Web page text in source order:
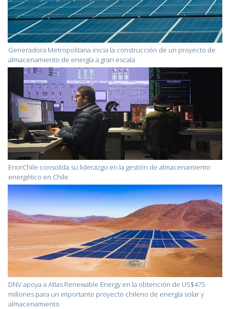
Generadora Metropolitana inicia la construcción de un proyecto de
almacenamiento de energía a gran escala
EnorChile consolida su liderazgo en la gestión de almacenamiento
energético en Chile
DNV apoya a Atlas Renewable Energy en la obtención de US$475
millones para un importante proyecto chileno de energía solar y
almacenamiento